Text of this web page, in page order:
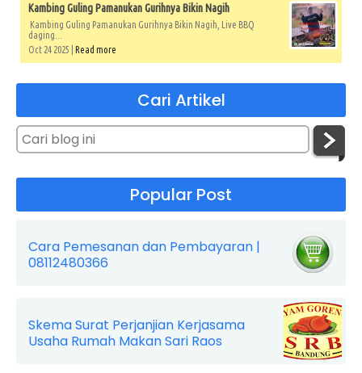
Kambing Guling Pamanukan Gurihnya Bikin Nagih
Kambing Guling Pamanukan Gurihnya Bikin Nagih, Live BBQ
daging...
Oct 24 2025 | Read more
Cari Artikel
Popular Post
Cara Pemesanan dan Pembayaran |
08112480366
Skema Surat Perjanjian Kerjasama
Usaha Rumah Makan Sari Raos